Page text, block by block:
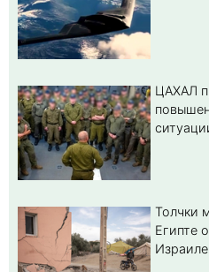
ЦАХАЛ
Толчки
Египте
Израиле